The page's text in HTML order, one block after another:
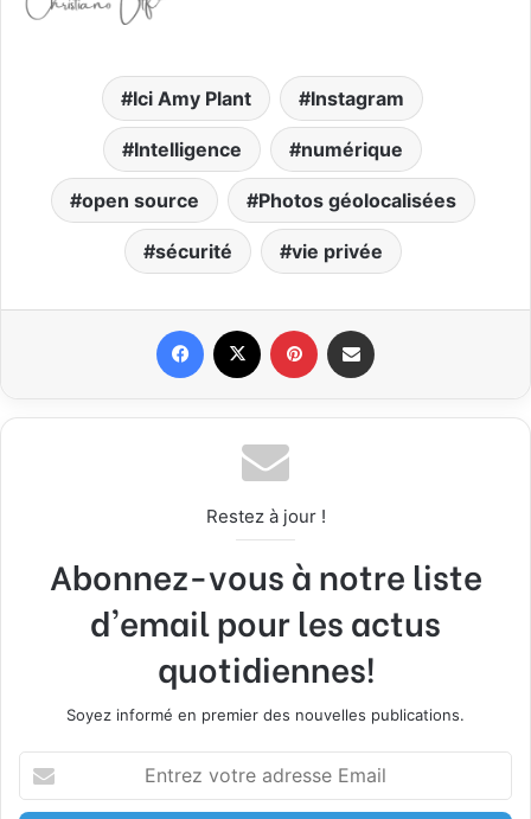
Ici Amy Plant Instagram
Intelligence numérique
open source Photos géolocalisées
sécurité vie privée
Restez à jour !
Abonnez-vous à notre liste
d'email pour les actus
quotidiennes!
Soyez informé en premier des nouvelles publications.
t